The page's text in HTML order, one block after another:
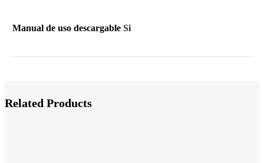
Manual de uso descargable Si
Related Products